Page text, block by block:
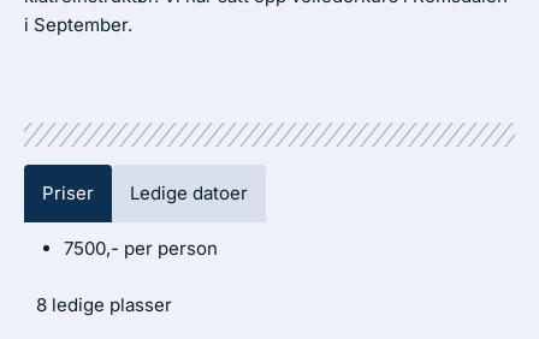
i September.
Priser Ledige datoer
7500,- per person
8 ledige plasser